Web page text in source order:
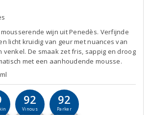
wijn uit Penedès. Verfijnde
licht kruidig van geur met nuances van
venkel. De smaak zet fris, sappig en droog
met een aanhoudende mousse.
92
Vinous
92
Parker